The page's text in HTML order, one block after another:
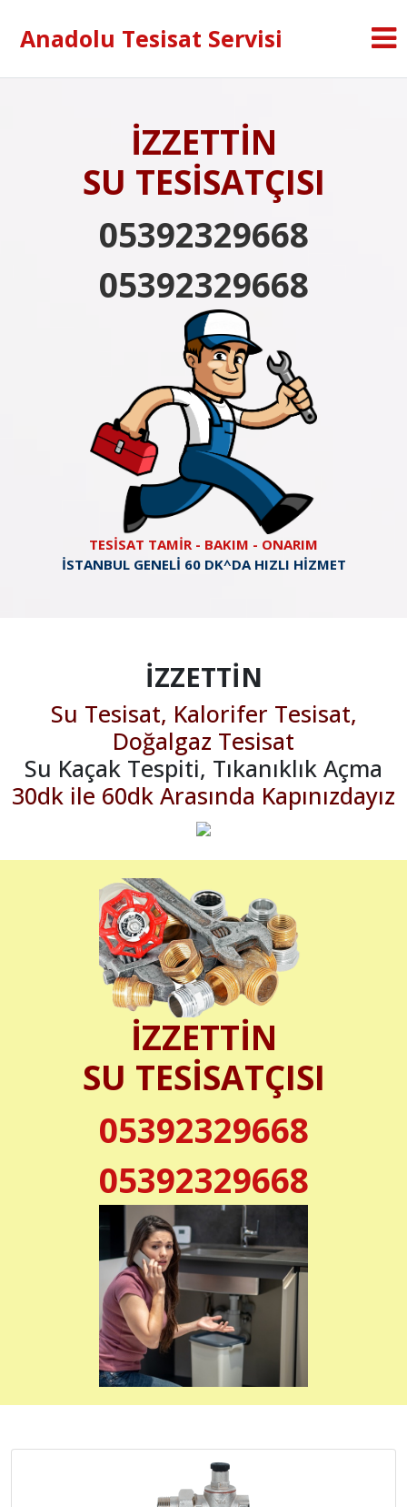
Anadolu Tesisat Servisi
İZZETTİN
SU TESİSATÇISI
05392329668
05392329668
TESİSAT TAMİR - BAKIM - ONARIM
İSTANBUL GENELİ 60 DK^DA HIZLI HİZMET
İZZETTİN
Su Tesisat, Kalorifer Tesisat,
Doğalgaz Tesisat
Su Kaçak Tespiti, Tıkanıklık Açma
30dk ile 60dk Arasında Kapınızdayız
İZZETTİN
SU TESİSATÇISI
05392329668
05392329668